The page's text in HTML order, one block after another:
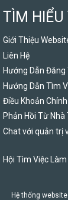
TÌM HIỂU
Giới Thiệu
Liên Hệ
Hướng Dẫn Đăng
Hướng Dẫn Tìm
Điều Khoản
Phản Hồi Từ Nhà
Chat với quản trị
Hội Tìm Việc
Hệ thống